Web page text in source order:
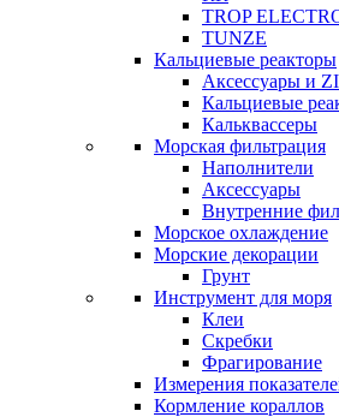
TROP
TUNZE
Кальциевые реакторы
Аксессуары и
Кальциевые
Кальквассеры
Морская фильтрация
Наполнители
Аксессуары
Внутренние
Морское охлаждение
Морские декорации
Грунт
Инструмент для моря
Клеи
Скребки
Фрагирование
Измерения
Кормление кораллов